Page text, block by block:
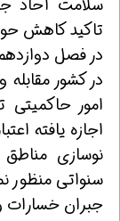
سلامت آحاد
تاكید كاهش
در كشور
اجازه یافته
نوسازی
سنواتی منظور
جبران